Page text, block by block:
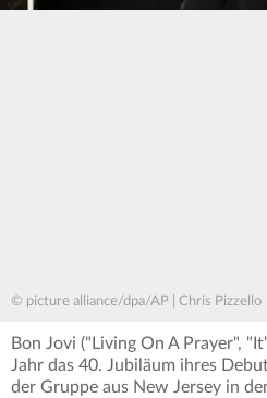
© picture alliance/dpa/AP | Chris Pizzello
Bon Jovi ("Living On A Prayer",
Jahr das 40. Jubiläum ihres
der Gruppe aus New Jersey in